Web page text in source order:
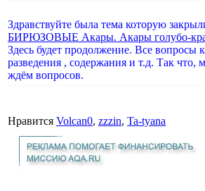
Здравствуйте была тема которую
БИРЮЗОВЫЕ Акары. Акары голубо-
Здесь будет продолжение. Все вопросы
разведения , содержания и т.д. Так что,
ждём вопросов.
Нравится Volcan0, zzzin, Ta-tyana